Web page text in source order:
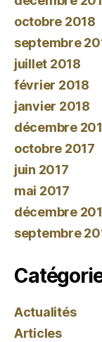
octobre 2018
septembre
juillet 2018
février 2018
janvier 2018
décembre
octobre 2017
juin 2017
mai 2017
décembre
septembre
Actualités
Articles